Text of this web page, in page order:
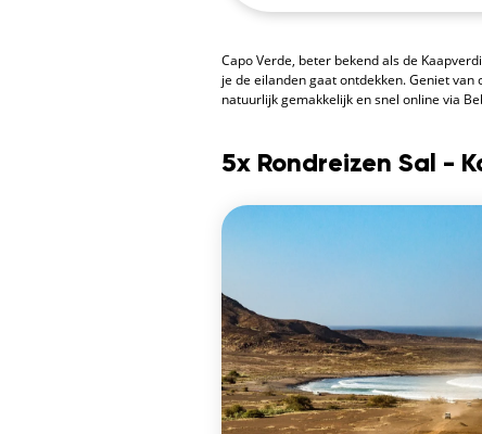
Capo Verde, beter bekend als de
je de eilanden gaat ontdekken. Geniet
natuurlijk gemakkelijk en snel online via
5x Rondreizen Sal -